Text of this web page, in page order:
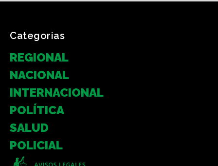
Categorias
REGIONAL
NACIONAL
INTERNACIONAL
POLÍTICA
SALUD
POLICIAL